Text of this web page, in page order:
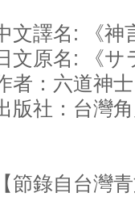
文譯名: 《
文原名: 《
者：六道
版社：台灣
【節錄自台灣